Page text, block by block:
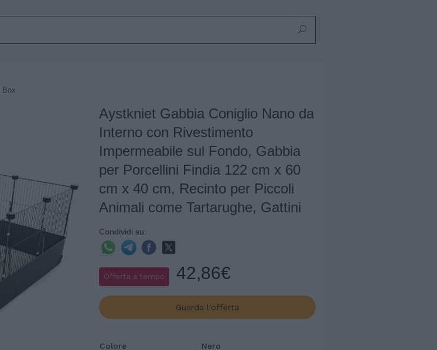
Box
Aystkniet Gabbia Coniglio Nano da
Interno con Rivestimento
Impermeabile sul Fondo, Gabbia
per Porcellini Findia 122 cm x 60
cm x 40 cm, Recinto per Piccoli
Animali come Tartarughe, Gattini
Condividi su:
Offerta a tempo 42,86€
Guarda l'offerta
Colore
Nero